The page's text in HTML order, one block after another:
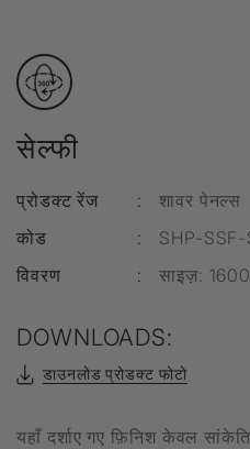
सेल्फी
प्रोडक्ट रेंज :
शावर पेनल्स
कोड
:
SHP-
विवरण
: साइज़:
DOWNLOADS:
डाउनलोड प्रोडक्ट फोटो
यहाँ दर्शाए गए फ़िनिश केवल